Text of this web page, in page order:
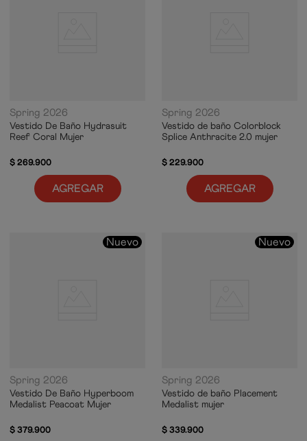
Spring 2026
Vestido De Baño Hydrasuit
Reef Coral Mujer
$269.900
AGREGAR
Spring 2026
Vestido de baño Colorblock
Splice Anthracite 2.0 mujer
$229.900
AGREGAR
Nuevo
Spring 2026
Vestido De Baño Hyperboom
Medalist Peacoat Mujer
$379.900
Nuevo
Spring 2026
Vestido de baño Placement
Medalist mujer
$339.900